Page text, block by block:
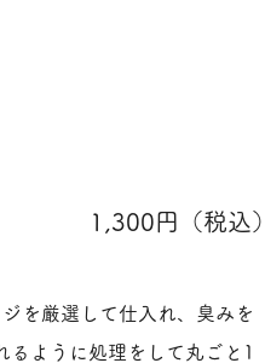
1,300円（税込）
を厳選して仕入れ、臭みを
るように処理をして丸ごと1